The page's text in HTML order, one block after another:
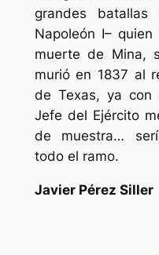
grandes
Napoleón I–
muerte de Mina,
murió en 1837 al
de Texas, ya con
Jefe del Ejército
de muestra…
todo el ramo.
Javier Pérez Siller